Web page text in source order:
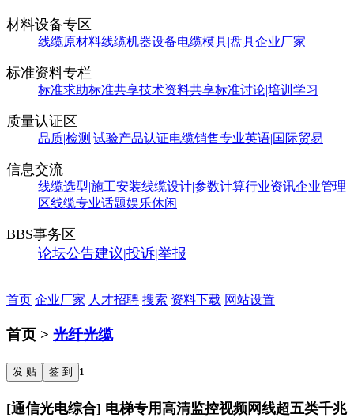
材料设备专区
线缆原材料线缆机器设备电缆模具|盘具企业厂家
标准资料专栏
标准求助标准共享技术资料共享标准讨论|培训学习
质量认证区
品质|检测|试验产品认证电缆销售专业英语|国际贸易
信息交流
线缆选型|施工安装线缆设计|参数计算行业资讯企业管理
区线缆专业话题娱乐休闲
BBS事务区
论坛公告建议|投诉|举报
首页 企业厂家 人才招聘 搜索 资料下载 网站设置
首页 > 光纤光缆
发 贴 签 到 1
[通信光电综合] 电梯专用高清监控视频网线超五类千兆